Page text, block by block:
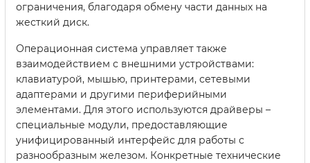
ограничения, благодаря обмену части данных на
жесткий диск.
Операционная система управляет также
взаимодействием с внешними устройствами:
клавиатурой, мышью, принтерами, сетевыми
адаптерами и другими периферийными
элементами. Для этого используются драйверы –
специальные модули, предоставляющие
унифицированный интерфейс для работы с
разнообразным железом. Конкретные технические